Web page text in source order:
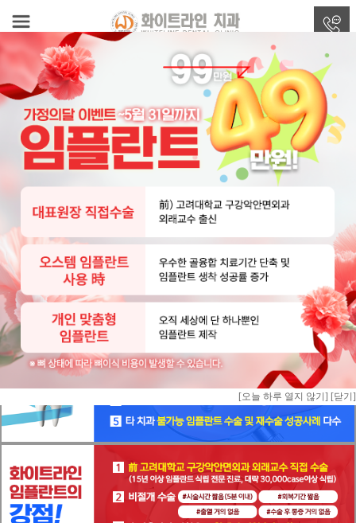
[오늘 하루 열지 않기] [닫기]
[오늘 하루 열지 않기] [닫기]
[닫기]